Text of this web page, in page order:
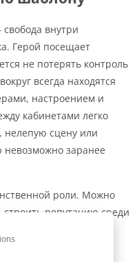
внутри
Герой посещает
не потерять контроль
всегда находятся
настроением и
кабинетами легко
нелепую сцену или
невозможно заранее
роли. Можно
репутацию среди
или просто
участия. Такой